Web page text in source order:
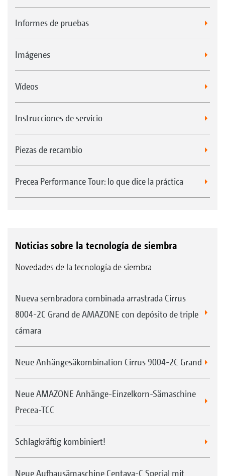
Informes de pruebas
Imágenes
Vídeos
Instrucciones de servicio
Piezas de recambio
Precea Performance Tour: lo que dice la práctica
Noticias sobre la tecnología de siembra
Novedades de la tecnología de siembra
Nueva sembradora combinada arrastrada Cirrus
8004-2C Grand de AMAZONE con depósito de triple
cámara
Neue Anhängesäkombination Cirrus 9004-2C Grand
Neue AMAZONE Anhänge-Einzelkorn-Sämaschine
Precea-TCC
Schlagkräftig kombiniert!
Neue Aufbausämaschine Centaya-C Special mit